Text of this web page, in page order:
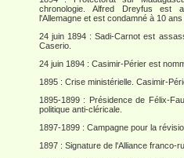
chronologie. Alfred Dreyfus est
l'Allemagne et est condamné à 10
24 juin 1894 : Sadi-Carnot est
Caserio.
24 juin 1894 : Casimir-Périer est
1895 : Crise ministérielle. Casimir-
1895-1899 : Présidence de Félix-
politique anti-cléricale.
1897-1899 : Campagne pour la
1897 : Signature de l'Alliance franco-